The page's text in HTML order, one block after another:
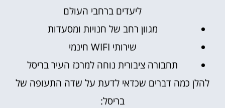
ליעדים ברחבי העולם
מגוון רחב של חנויות ומסעדות
שירותי WIFI חינמי
תחבורה ציבורית נוחה למרכז העיר בריסל
להלן כמה דברים שכדאי לדעת על שדה התעופה של
בריסל: